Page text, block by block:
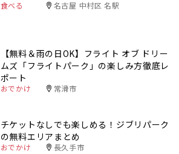
食べる 名古屋 中村区 名駅
【無料＆雨の日OK】フライト オブ ドリー
ムズ「フライトパーク」の楽しみ方徹底レ
ポート
おでかけ 常滑市
チケットなしでも楽しめる！ジブリパーク
の無料エリアまとめ
おでかけ 長久手市